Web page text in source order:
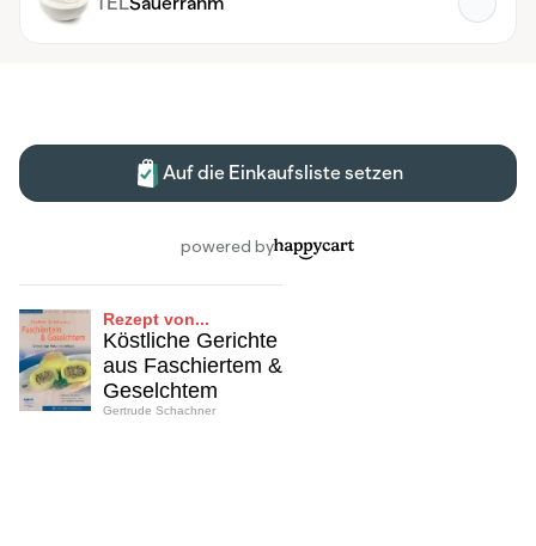
Rezept von...
Köstliche Gerichte
aus Faschiertem &
Geselchtem
Gertrude Schachner